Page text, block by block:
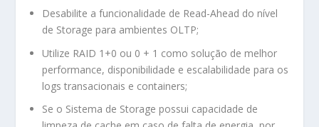
Desabilite a funcionalidade de Read-Ahead do nível
de Storage para ambientes OLTP;
Utilize RAID 1+0 ou 0 + 1 como solução de melhor
performance, disponibilidade e escalabilidade para os
logs transacionais e containers;
Se o Sistema de Storage possui capacidade de